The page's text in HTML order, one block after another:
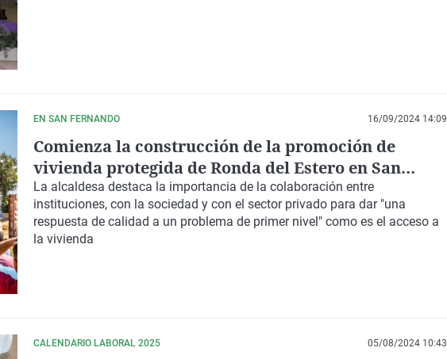
EN SAN FERNANDO 16/09/2024 14:09
Comienza la construcción de la promoción de
vivienda protegida de Ronda del Estero en San
Fernando
La alcaldesa destaca la importancia de la colaboración entre
instituciones, con la sociedad y con el sector privado para dar "una
respuesta de calidad a un problema de primer nivel" como es el acceso a
la vivienda
CALENDARIO LABORAL 2025 05/08/2024 10:43